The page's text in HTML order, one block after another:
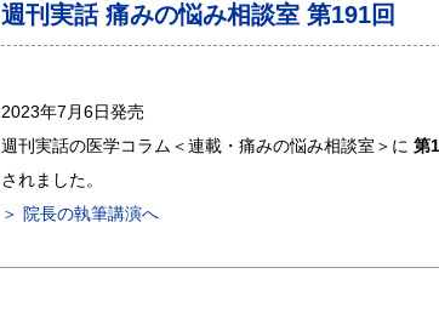
週刊実話 痛みの悩み相談室 第191回
2023年7月6日発売
週刊実話の医学コラム＜連載・痛みの悩み相談室＞に 第
されました。
＞ 院長の執筆講演へ